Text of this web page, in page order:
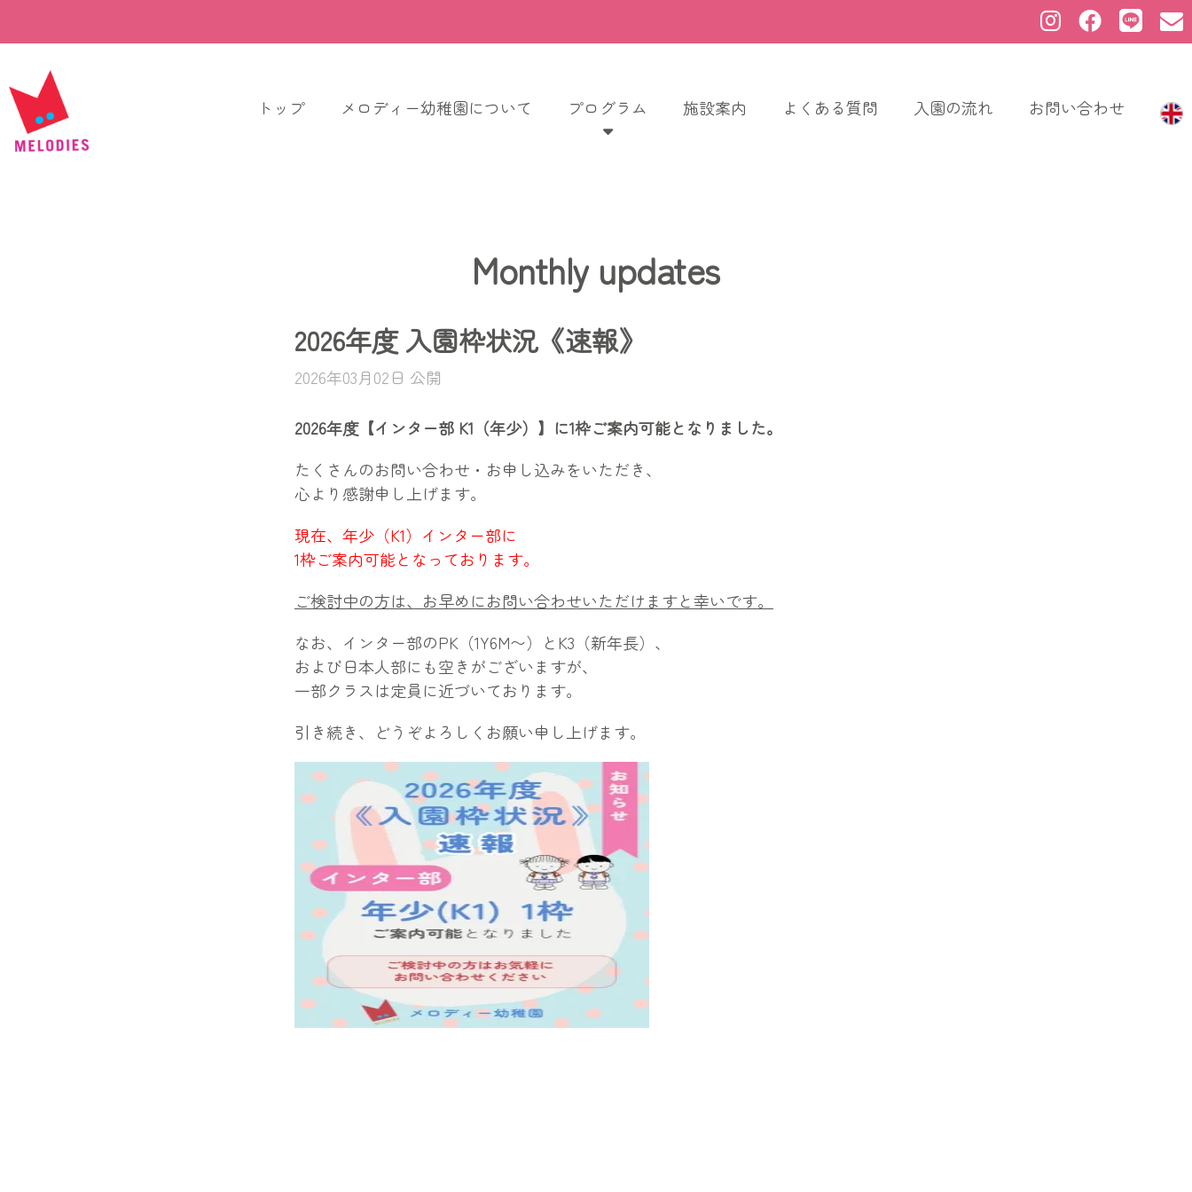
トップ メロディー幼稚園について プログラム 施設案内 よくある質問 入園の流れ お問い合わせ
Monthly updates
2026年度 入園枠状況《速報》
2026年03月02日 公開
2026年度【インター部 K1（年少）】に1枠ご案内可能となりました。
たくさんのお問い合わせ・お申し込みをいただき、
心より感謝申し上げます。
現在、年少（K1）インター部に
1枠ご案内可能となっております。
ご検討中の方は、お早めにお問い合わせいただけますと幸いです。
なお、インター部のPK（1Y6M〜）とK3（新年長）、
および日本人部にも空きがございますが、
一部クラスは定員に近づいております。
引き続き、どうぞよろしくお願い申し上げます。